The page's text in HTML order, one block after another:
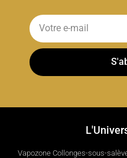
Vapozone Collonges-sous-